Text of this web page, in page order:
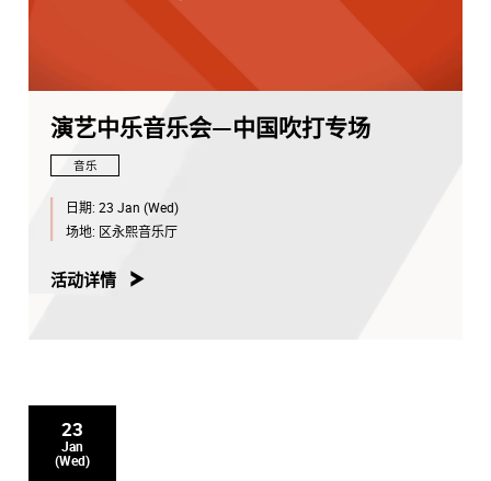
演艺中乐音乐会—中国吹打专场
音乐
日期: 23 Jan (Wed)
场地: 区永熙音乐厅
活动详情
23
Jan
(Wed)